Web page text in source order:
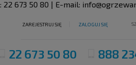
22 673 50 80 | E-mail:
ZAREJESTRUJ SIĘ ZALOGUJ SIĘ
22 673 50 80 888